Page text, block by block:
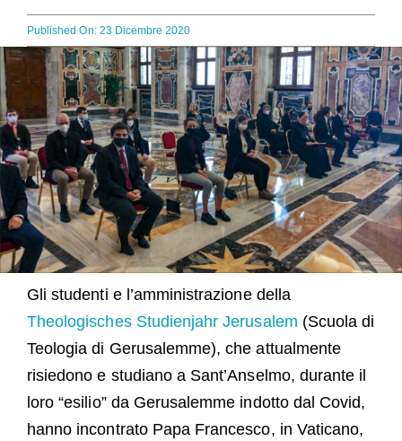
Ospiti
FAQ
Chiesa
Published On: 23 Dicembre 2020
Gli studenti e l’amministrazione della
Theologisches Studienjahr Jerusalem (Scuola di
Teologia di Gerusalemme), che attualmente
risiedono e studiano a Sant’Anselmo, durante il
loro “esilio” da Gerusalemme indotto dal Covid,
hanno incontrato Papa Francesco, in Vaticano,